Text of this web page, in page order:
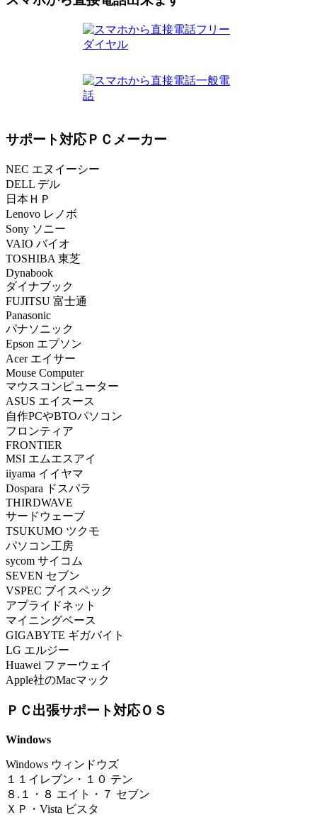
サポート対応ＰＣメーカー
NEC エヌイーシー
DELL デル
日本ＨＰ
Lenovo レノボ
Sony ソニー
VAIO バイオ
TOSHIBA 東芝
Dynabook
ダイナブック
FUJITSU 富士通
Panasonic
パナソニック
Epson エプソン
Acer エイサー
Mouse Computer
マウスコンピューター
ASUS エイスース
自作PCやBTOパソコン
フロンティア
FRONTIER
MSI エムエスアイ
iiyama イイヤマ
Dospara ドスパラ
THIRDWAVE
サードウェーブ
TSUKUMO ツクモ
パソコン工房
sycom サイコム
SEVEN セブン
VSPEC ブイスペック
アプライドネット
マイニングベース
GIGABYTE ギガバイト
LG エルジー
Huawei ファーウェイ
Apple社のMacマック
ＰＣ出張サポート対応ＯＳ
Windows
Windows ウィンドウズ
１
１イレブン ・ １０ テン
８.１
・ ８ エイト・７ セブン
ＸＰ・Vista ビスタ